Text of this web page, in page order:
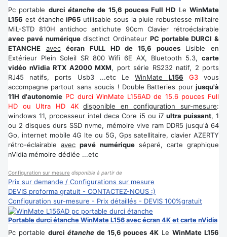
Pc portable durci étanchede 15,6 pouces Full HD LeWinMate
L156 est étancheiP65 utilisable sous la pluie robustesse militaire
MiL-STD 810H antichoc antichute 90cm Clavier rétroéclairable
avec pavé numériquedisctinct Ordinateur PC portable DURCI &
ETANCHE
avec écran FULL HD de 15,6 poucesLisible en
Extérieur Plein Soleil SR 800 Wifi 6E AX, Bluetooth 5.3, carte
vidéo nVidia RTX A2000 MXM, port série RS232 natif, 2 ports
RJ45 natifs, ports Usb3 ...etc LeWinMate L156 G3vous
accompagne partout sans soucis ! Double Batteries pour jusqu'à
11H d'autonomie PC durci WinMate L156AD de 15.6 pouces Full
HD ou Ultra HD 4K
disponible en configuration sur-mesure:
windows 11, processeur intel deca Core i5 ou i7 ultra puissant, 1
ou 2 disques durs SSD nvme, mémoire vive ram DDR5 jusqu'à 64
Go, internet mobile 4G lte ou 5G, Gps satellitaire, clavier AZERTY
rétro-éclairableavec pavé numériqueséparé, carte graphique
nVidia mémoire dédiée ...etc
Configuration sur mesure disponible à partir de
Prix sur demande / Configurations sur mesure
DEVIS proforma gratuit - CONTACTEZ-NOUS :)
Configuration sur-mesure - Prix détaillés - DEVIS 100%gratuit
Portable durci étanche WinMate L156 avec écran 4K et carte nVidia
Pc portable durci étanchede 15,6 pouces 4K LeWinMate L156